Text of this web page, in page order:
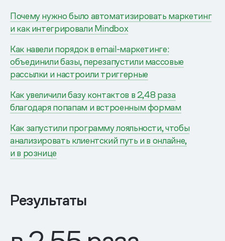
Почему нужно было автоматизировать маркетинг
и как интегрировали Mindbox
Как навели порядок в email-маркетинге:
объединили базы, перезапустили массовые
рассылки и настроили триггерные
Как увеличили базу контактов в 2,48 раза
благодаря попапам и встроенным формам
Как запустили программу лояльности, чтобы
анализировать клиентский путь и в онлайне,
и в рознице
Результаты